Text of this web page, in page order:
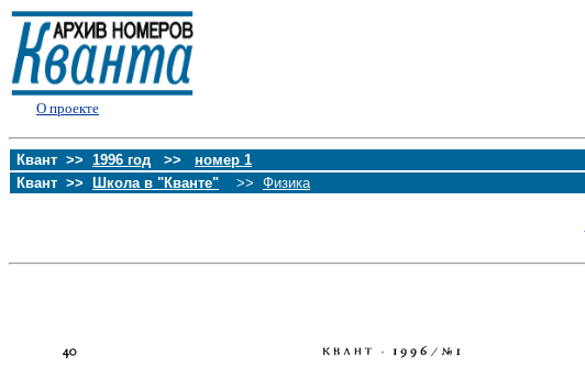
О проекте
Квант >> 1996 год >> номер 1
Квант >>
Школа в "Кванте" >> Физика